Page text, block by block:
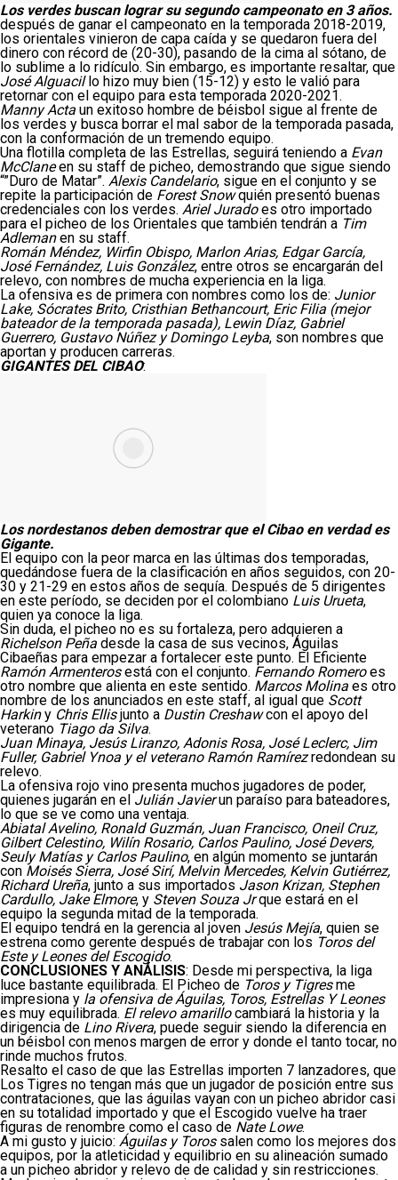
Los verdes buscan lograr su segundo campeonato en 3 años.
después de ganar el campeonato en la temporada 2018-2019,
los orientales vinieron de capa caída y se quedaron fuera del
dinero con récord de (20-30), pasando de la cima al sótano, de
lo sublime a lo ridículo. Sin embargo, es importante resaltar, que
José Alguacillo hizo muy bien (15-12) y esto le valió para
retornar con el equipo para esta temporada 2020-2021.
Manny Acta un exitoso hombre de béisbol sigue al frente de
los verdes y busca borrar el mal sabor de la temporada pasada,
con la conformación de un tremendo equipo.
Una flotilla completa de las Estrellas, seguirá teniendo a Evan
McClaneen su staff de picheo, demostrando que sigue siendo
“”Duro de Matar”. Alexis Candelario, sigue en el conjunto y se
repite la participación de Forest Snowquién presentó buenas
credenciales con los verdes. Ariel Juradoes otro importado
para el picheo de los Orientales que también tendrán a Tim
Adlemanen su staff.
Román Méndez, Wirfin Obispo, Marlon Arias, Edgar García,
José Fernández, Luis González, entre otros se encargarán del
relevo, con nombres de mucha experiencia en la liga.
La ofensiva es de primera con nombres como los de: Junior
Lake, Sócrates Brito, Cristhian Bethancourt, Eric Filia (mejor
bateador de la temporada pasada), Lewin Díaz, Gabriel
Guerrero, Gustavo Núñez y Domingo Leyba, son nombres que
aportan y producen carreras.
GIGANTES DEL CIBAO:
Los nordestanos deben demostrar que el Cibao en verdad es
Gigante.
El equipo con la peor marca en las últimas dos temporadas,
quedándose fuera de la clasificación en años seguidos, con 20-
30 y 21-29 en estos años de sequía. Después de 5 dirigentes
en este período, se deciden por el colombiano Luis Urueta,
quien ya conoce la liga.
Sin duda, el picheo no es su fortaleza, pero adquieren a
Richelson Peña desde la casa de sus vecinos, Águilas
Cibaeñas para empezar a fortalecer este punto. El Eficiente
Ramón Armenterosestá con el conjunto. Fernando Romeroes
otro nombre que alienta en este sentido. Marcos Molina es otro
nombre de los anunciados en este staff, al igual que Scott
Harkiny Chris Ellisjunto a Dustin Creshawcon el apoyo del
veterano Tiago da Silva.
Juan Minaya, Jesús Liranzo, Adonis Rosa, José Leclerc, Jim
Fuller, Gabriel Ynoa y el veterano Ramón Ramírezredondean su
relevo.
La ofensiva rojo vino presenta muchos jugadores de poder,
quienes jugarán en el Julián Javierun paraíso para bateadores,
lo que se ve como una ventaja.
Abiatal Avelino, Ronald Guzmán, Juan Francisco, Oneil Cruz,
Gilbert Celestino, Wilín Rosario, Carlos Paulino, José Devers,
Seuly Matías y Carlos Paulino, en algún momento se juntarán
con Moisés Sierra, José Sirí, Melvin Mercedes, Kelvin Gutiérrez,
Richard Ureña, junto a sus importados Jason Krizan, Stephen
Cardullo, Jake Elmore, y Steven Souza Jrque estará en el
equipo la segunda mitad de la temporada.
El equipo tendrá en la gerencia al joven Jesús Mejía, quien se
estrena como gerente después de trabajar con los Toros del
Este y Leones del Escogido.
CONCLUSIONES Y ANÁLISIS: Desde mi perspectiva, la liga
luce bastante equilibrada. El Picheo de Toros y Tigresme
impresiona y la ofensiva de Águilas, Toros, Estrellas Y Leones
es muy equilibrada. El relevo amarillocambiará la historia y la
dirigencia de Lino Rivera, puede seguir siendo la diferencia en
un béisbol con menos margen de error y donde el tanto tocar, no
rinde muchos frutos.
Resalto el caso de que las Estrellas importen 7 lanzadores, que
Los Tigres no tengan más que un jugador de posición entre sus
contrataciones, que las águilas vayan con un picheo abridor casi
en su totalidad importado y que el Escogido vuelve ha traer
figuras de renombre como el caso de Nate Lowe.
A mi gusto y juicio: Águilas y Torossalen como los mejores dos
equipos, por la atleticidad y equilibrio en su alineación sumado
a un picheo abridor y relevo de de calidad y sin restricciones.